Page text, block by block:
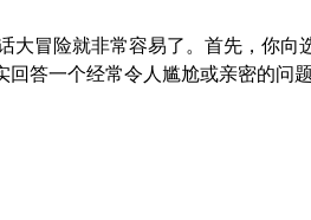
冒险就非常容易了。首先，你向
回答一个经常令人尴尬或亲密的问